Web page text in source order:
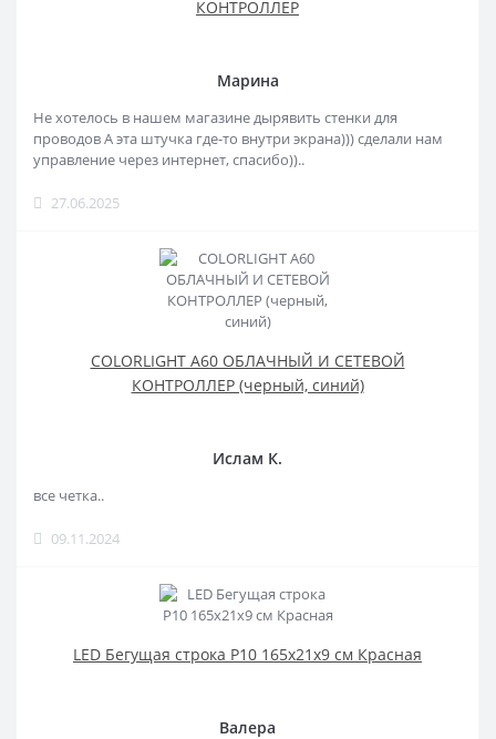
КОНТРОЛЛЕР
Марина
Не хотелось в нашем магазине дырявить стенки для
проводов А эта штучка где-то внутри экрана))) сделали нам
управление через интернет, спасибо))..
27.06.2025
COLORLIGHT A60 ОБЛАЧНЫЙ И СЕТЕВОЙ
КОНТРОЛЛЕР (черный, синий)
Ислам К.
все четка..
09.11.2024
LED Бегущая строка Р10 165x21x9 см Красная
Валера